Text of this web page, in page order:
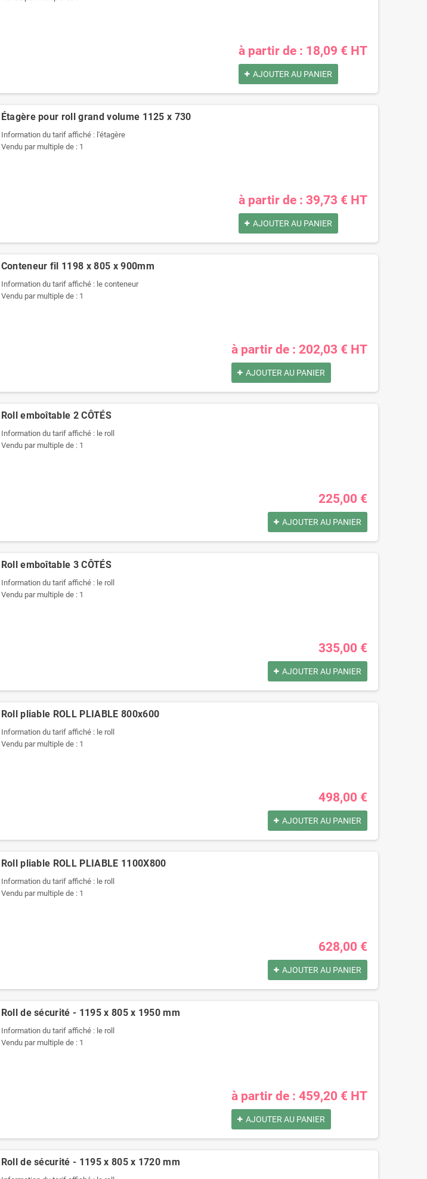
80 µ 230x325 mm
40 mm
à partir de : 18,09 € HT
AJOUTER AU PANIER
Étagère pour roll grand volume 1125 x 730
Information du tarif affiché : l'étagère
Vendu par multiple de : 1
à partir de : 39,73 € HT
AJOUTER AU PANIER
Conteneur fil 1198 x 805 x 900mm
Information du tarif affiché : le conteneur
Vendu par multiple de : 1
à partir de : 202,03 € HT
AJOUTER AU PANIER
Roll emboîtable 2 CÔTÉS
Information du tarif affiché : le roll
Vendu par multiple de : 1
225,00 €
AJOUTER AU PANIER
Roll emboîtable 3 CÔTÉS
Information du tarif affiché : le roll
Vendu par multiple de : 1
335,00 €
AJOUTER AU PANIER
Roll pliable ROLL PLIABLE 800x600
Information du tarif affiché : le roll
Vendu par multiple de : 1
498,00 €
AJOUTER AU PANIER
Roll pliable ROLL PLIABLE 1100X800
Information du tarif affiché : le roll
Vendu par multiple de : 1
628,00 €
AJOUTER AU PANIER
Roll de sécurité - 1195 x 805 x 1950 mm
Information du tarif affiché : le roll
Vendu par multiple de : 1
à partir de : 459,20 € HT
AJOUTER AU PANIER
Roll de sécurité - 1195 x 805 x 1720 mm